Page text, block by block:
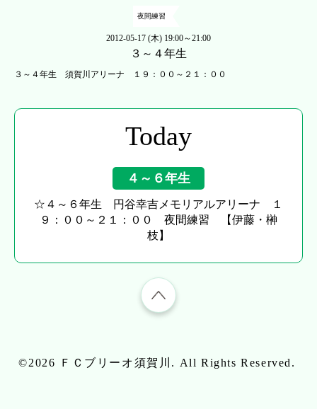
夜間練習
2012-05-17 (木) 19:00～21:00
３～４年生
３～４年生 須賀川アリーナ １９：００～２１：００
Today
４～６年生
☆４～６年生 円谷幸吉メモリアルアリーナ １
９：００～２１：００ 夜間練習 【伊藤・榊
枝】
©2026 ＦＣブリーオ須賀川 . All Rights Reserved.